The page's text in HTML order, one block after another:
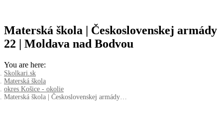
Materská škola | Československej armády
22 | Moldava nad Bodvou
You are here:
Skolkari.sk
Materská škola
okres Košice - okolie
Materská škola | Československej armády…